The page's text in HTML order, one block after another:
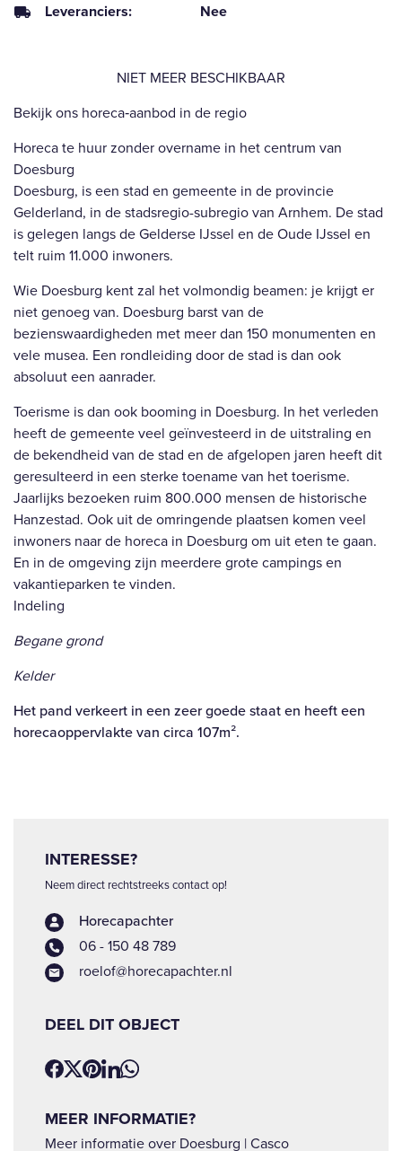
Leveranciers:
Nee
NIET MEER BESCHIKBAAR
Bekijk ons horeca‑aanbod in de regio
Horeca te huur zonder overname in het centrum van
Doesburg
Doesburg, is een stad en gemeente in de provincie
Gelderland, in de stadsregio-subregio van Arnhem. De stad
is gelegen langs de Gelderse IJssel en de Oude IJssel en
telt ruim 11.000 inwoners.
Wie Doesburg kent zal het volmondig beamen: je krijgt er
niet genoeg van. Doesburg barst van de
bezienswaardigheden met meer dan 150 monumenten en
vele musea. Een rondleiding door de stad is dan ook
absoluut een aanrader.
Toerisme is dan ook booming in Doesburg. In het verleden
heeft de gemeente veel geïnvesteerd in de uitstraling en
de bekendheid van de stad en de afgelopen jaren heeft dit
geresulteerd in een sterke toename van het toerisme.
Jaarlijks bezoeken ruim 800.000 mensen de historische
Hanzestad. Ook uit de omringende plaatsen komen veel
inwoners naar de horeca in Doesburg om uit eten te gaan.
En in de omgeving zijn meerdere grote campings en
vakantieparken te vinden.
Indeling
Begane grond
Kelder
Het pand verkeert in een zeer goede staat en heeft een
horecaoppervlakte van circa 107m².
INTERESSE?
Neem direct rechtstreeks contact op!
Horecapachter
06 - 150 48 789
roelof@horecapachter.nl
DEEL DIT OBJECT
MEER INFORMATIE?
Meer informatie over Doesburg | Casco